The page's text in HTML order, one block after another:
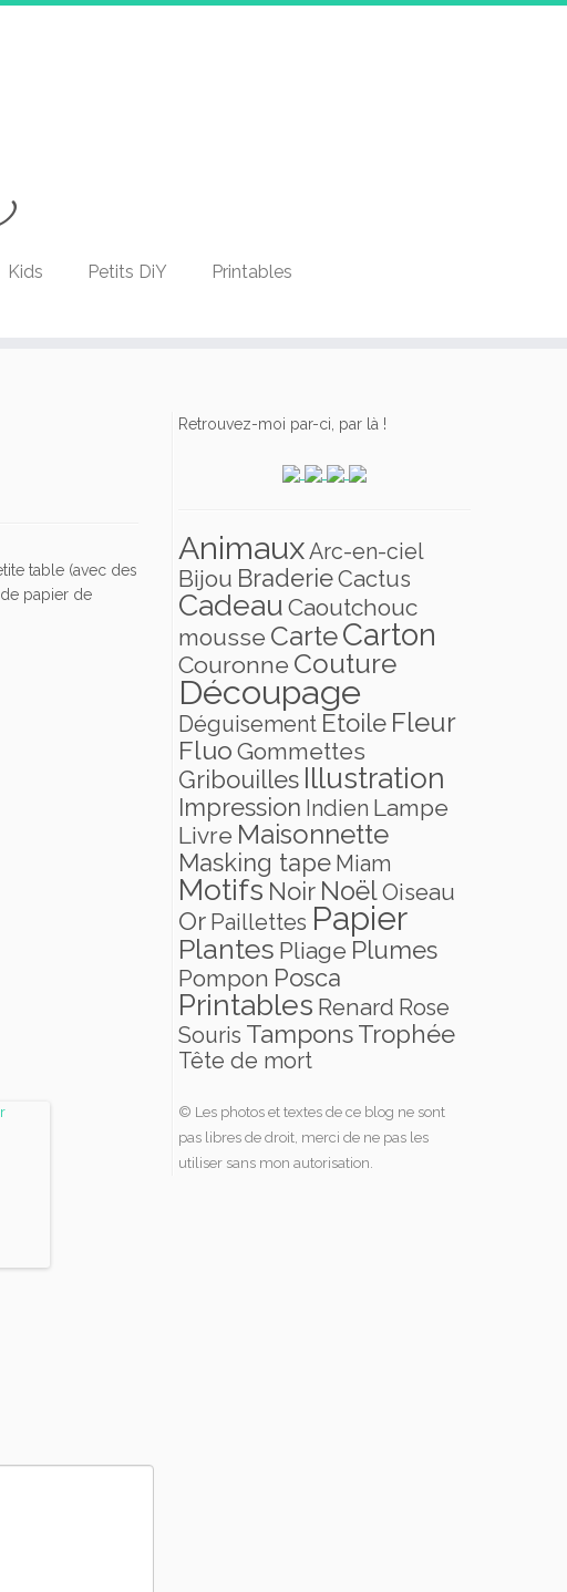
Kids Petits DiY
Printables
table (avec des
papier de
Retrouvez-moi par-ci, par là !
AnimauxArc-en-ciel
Bijou BraderieCactus
Cadeau Caoutchouc
mousse CarteCarton
Couronne Couture
Découpage
Déguisement Etoile Fleur
Fluo Gommettes
Gribouilles Illustration
Impression Indien Lampe
Livre Maisonnette
Masking tape Miam
Motifs Noir NoëlOiseau
Or Paillettes Papier
Plantes Pliage Plumes
Pompon Posca
Printables Renard Rose
Souris TamponsTrophée
Tête de mort
© Les photos et textes de ce blog ne sont
pas libres de droit, merci de ne pas les
utiliser sans mon autorisation.